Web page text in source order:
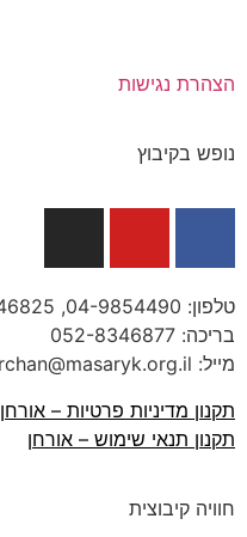
הצהרת נגישות
נופש בקיבוץ
טלפון: 04-9854490
, 052-8346825
בריכה: 052-8346877
מייל: orchan@masaryk.org.il
תקנון מדיניות פרטיות – אורחן
תקנון תנאי שימוש – אורחן
חוויה קיבוצית